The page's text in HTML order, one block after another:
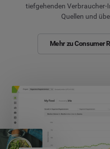
tiefgehenden
Quellen und
Mehr zu Consumer